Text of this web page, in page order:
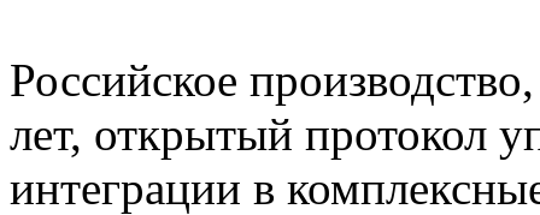
Российское
лет, открытый протокол
интеграции в